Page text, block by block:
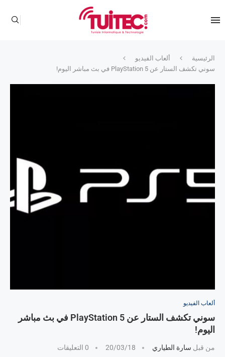
الرئيسية
ألعاب الفيديو
سوني تكشف الستار عن PlayStation 5 في بث مباشر اليوم!
ألعاب الفيديو
سوني تكشف الستار عن PlayStation 5 في بث مباشر
اليوم!
من قبل سارة الطياري 20/03/18 0 التعليقات